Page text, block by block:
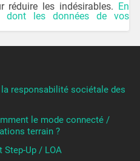
réduire les indésirables. En
les données de vos
la responsabilité sociétale des
le mode connecté /
terrain ?
Step-Up / LOA